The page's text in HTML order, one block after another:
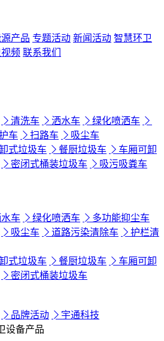
产品 专题活动 新闻活动 智慧环卫
频 联系我们
清洗车 洒水车
绿化喷洒车
车 扫路车
吸尘车
式垃圾车 餐厨垃圾车
车厢可卸
密闭式桶装垃圾车 吸污吸粪车
车 绿化喷洒车
多功能抑尘车
吸尘车 道路污染清除车
护栏清
式垃圾车 餐厨垃圾车
车厢可卸
密闭式桶装垃圾车
品牌活动
宇通科技
设备产品